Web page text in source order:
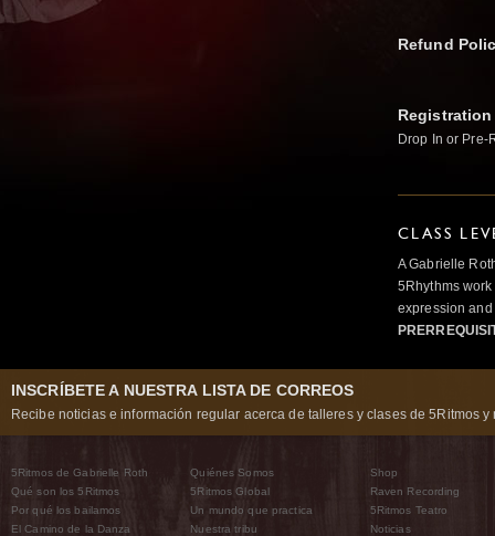
Refund
Drop In or Pre-
CLASS
A Gabrielle
5Rhythms
expression
INSCRÍBETE A NUESTRA LISTA DE CORREOS
Recibe noticias e información regular acerca de talleres y clases de 5Ritmos y
5Ritmos de Gabrielle Roth
Qué son los 5Ritmos
Por qué los bailamos
El Camino de la Danza
Quiénes Somos
5Ritmos Global
Un mundo que practica
Nuestra tribu
Shop
Raven Recording
5Ritmos Teatro
Noticias